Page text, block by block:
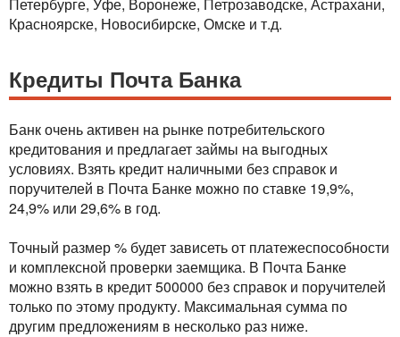
Красноярске, Новосибирске, Омске и т.д.
Кредиты Почта Банка
Банк очень активен на рынке потребительского
кредитования и предлагает займы на выгодных
условиях. Взять кредит наличными без справок и
поручителей в Почта Банке можно по ставке 19,9%,
24,9% или 29,6% в год.
Точный размер % будет зависеть от платежеспособности
и комплексной проверки заемщика. В Почта Банке
можно взять в кредит 500000 без справок и поручителей
только по этому продукту. Максимальная сумма по
другим предложениям в несколько раз ниже.